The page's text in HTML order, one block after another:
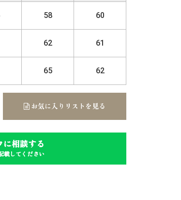
58 60
62 61
65 62
お気に入りリストを見る
に相談する
載してください